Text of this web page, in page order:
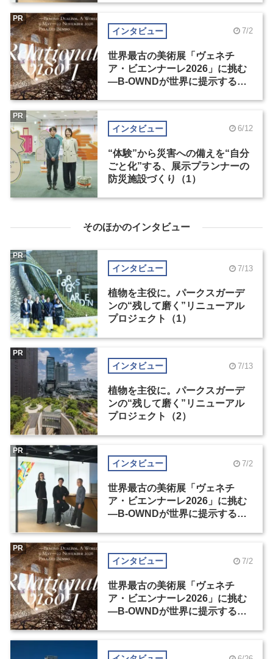
インタビュー 7/2
世界最古の美術展「ヴェネチ
ア・ビエンナーレ2026」に挑む
―B-OWNDが世界に提示する美
PR
インタビュー 6/12
“体験”から災害への備えを“自分
ごと化”する、展示プランナーの
防災施設づくり（1）
PR
そのほかのインタビュー
インタビュー 7/13
植物を主役に。パークスガーデ
ンの“残して磨く”リニューアル
プロジェクト（1）
PR
インタビュー 7/13
植物を主役に。パークスガーデ
ンの“残して磨く”リニューアル
プロジェクト（2）
PR
インタビュー 7/2
世界最古の美術展「ヴェネチ
ア・ビエンナーレ2026」に挑む
―B-OWNDが世界に提示する美
PR
インタビュー 7/2
世界最古の美術展「ヴェネチ
ア・ビエンナーレ2026」に挑む
―B-OWNDが世界に提示する美
PR